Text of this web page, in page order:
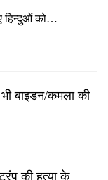
हिन्दुओं को…
बाइडन/कमला की
की हत्या के